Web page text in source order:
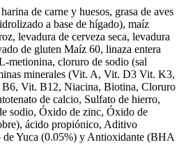
de carne y huesos, grasa de aves
a base de hígado), maíz
levadura de cerveza seca, levadura
de gluten Maíz 60, linaza entera
metionina, cloruro de sodio (sal
minerales (Vit. A, Vit. D3 Vit. K3,
Vit. B12, Niacina, Biotina, Cloruro
de calcio, Sulfato de hierro,
sodio, Óxido de zinc, Óxido de
ácido propiónico, Aditivo
Yuca (0.05%) y Antioxidante (BHA